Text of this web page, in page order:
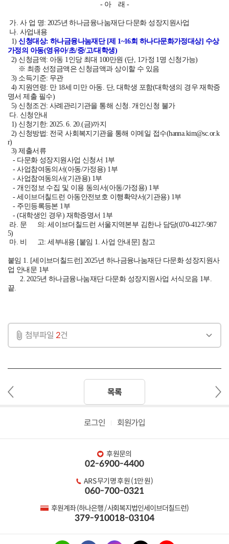
- 아 래 -
가. 사 업 명: 2025년 하나금융나눔재단 다문화 성장지원사업
나. 사업내용
1)신청대상: 하나금융나눔재단 [제 1~16회 하나다문화가정대상] 수상
가정의 아동(영유아/초/중/고/대학생)
2) 신청금액: 아동 1인당 최대 100만원 (단, 1가정 1명 신청가능)
※ 최종 선정금액은 신청금액과 상이할 수 있음
3) 소득기준: 무관
4) 지원연령: 만 18세 미만 아동. 단, 대학생 포함(대학생의 경우 재학증
명서 제출 필수)
5) 신청조건: 사례관리기관을 통해 신청. 개인신청 불가
다. 신청안내
1) 신청기한: 2025. 6. 20.(금)까지
2) 신청방법: 전국 사회복지기관을 통해 이메일 접수(hanna.kim@sc.or.k
r)
3) 제출서류
- 다문화 성장지원사업 신청서 1부
- 사업참여동의서(아동/가정용) 1부
- 사업참여동의서(기관용) 1부
- 개인정보 수집 및 이용 동의서(아동/가정용) 1부
- 세이브더칠드런 아동안전보호 이행확약서(기관용) 1부
- 주민등록등본 1부
- (대학생인 경우) 재학증명서 1부
라. 문 의: 세이브더칠드런 서울지역본부 김한나 담당(070-4127-987
5)
마. 비 고: 세부내용 [붙임 1. 사업 안내문] 참고
붙임 1. [세이브더칠드런] 2025년 하나금융나눔재단 다문화 성장지원사
업 안내문 1부
2. 2025년 하나금융나눔재단 다문화 성장지원사업 서식모음 1부.
끝.
첨부파일 2건
목록
로그인
회원가입
후원문의
02-6900-4400
ARS 무기명 후원 (1만 원)
060-700-0321
후원계좌 (하나은행 / 사회복지법인세이브더칠드런)
379-910018-03104